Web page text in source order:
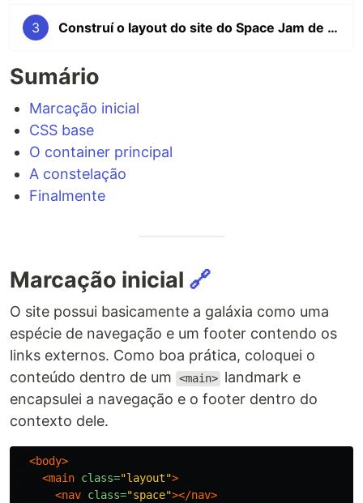
3 Construí o layout do site do Space Jam de 1996 com CSS moderno 🤯
Sumário
Marcação inicial
CSS base
O container principal
A constelação
Finalmente
Marcação inicial 🔗
O site possui basicamente a galáxia como uma
espécie de navegação e um footer contendo os
links externos. Como boa prática, coloquei o
conteúdo dentro de um
<main> landmark e
encapsulei a navegação e o footer dentro do
contexto dele.
<body>
<main class="layout">
<nav class="space"></nav>